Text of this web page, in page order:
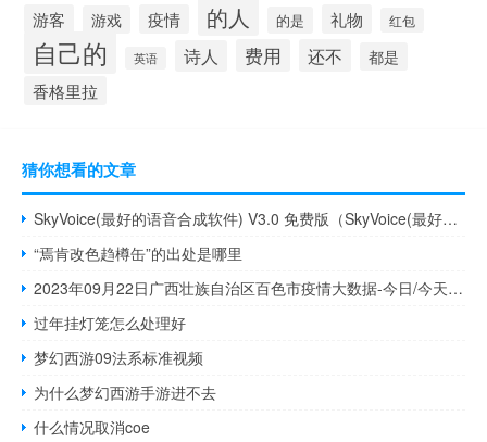
游客 游戏 疫情 的人 的是 礼物 红包
自己的 英语 诗人 费用 还不 都是
香格里拉
猜你想看的文章
SkyVoice(最好的语音合成软件) V3.0 免费版（SkyVoice(最好的语音合成软件) V3.0 免费版功能简介）
“焉肯改色趋樽缶”的出处是哪里
2023年09月22日广西壮族自治区百色市疫情大数据-今日/今天疫情全网搜索最新实时消息动态情况通知播报
过年挂灯笼怎么处理好
梦幻西游09法系标准视频
为什么梦幻西游手游进不去
什么情况取消coe